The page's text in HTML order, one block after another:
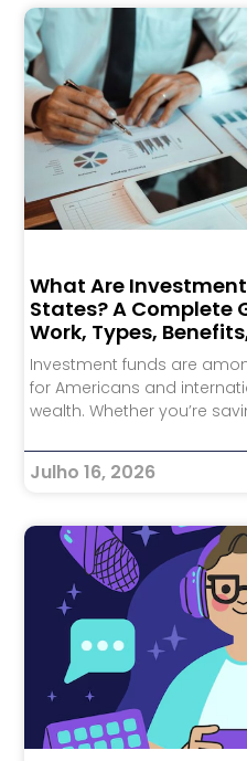
What Are
States? A Complete
Work, Types,
Investment funds are
for Americans and
wealth. Whether you’re
Julho 16, 2026